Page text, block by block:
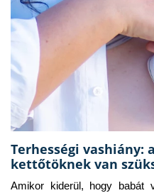
Terhességi vashiány:
kettőtöknek van
Amikor kiderül, hogy babát